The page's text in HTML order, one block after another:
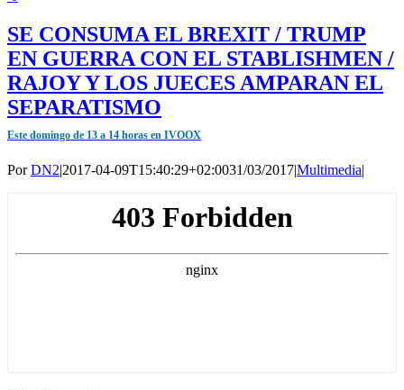
SE CONSUMA EL BREXIT / TRUMP
EN GUERRA CON EL STABLISHMEN /
RAJOY Y LOS JUECES AMPARAN EL
SEPARATISMO
Este domingo de 13 a 14 horas en IVOOX
PorDN2|2017-04-09T15:40:29+02:0031/03/2017|Multimedia|